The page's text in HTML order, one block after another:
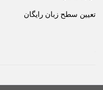
تعیین سطح زبان رایگان